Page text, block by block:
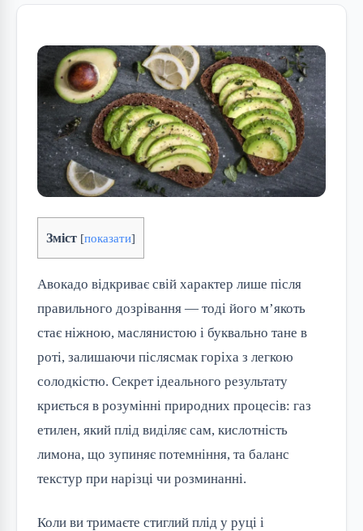
Зміст [показати]
Авокадо відкриває свій характер лише після
правильного дозрівання — тоді його м’якоть
стає ніжною, маслянистою і буквально тане в
роті, залишаючи післясмак горіха з легкою
солодкістю. Секрет ідеального результату
криється в розумінні природних процесів: газ
етилен, який плід виділяє сам, кислотність
лимона, що зупиняє потемніння, та баланс
текстур при нарізці чи розминанні.
Коли ви тримаєте стиглий плід у руці і